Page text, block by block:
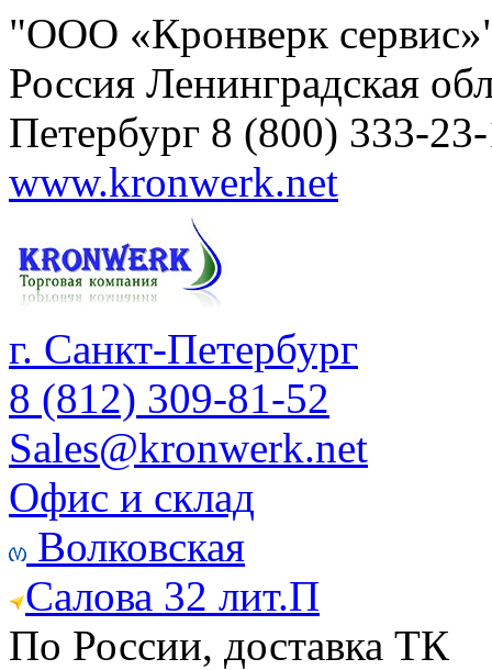
"ООО «Кронверк
Россия Ленинградская
Петербург 8 (800) 333-
www.kronwerk.net
г. Санкт-Петербург
8 (812) 309-81-52
Sales@kronwerk.net
Офис и склад
Волковская
Салова 32 лит.П
По России, доставка ТК